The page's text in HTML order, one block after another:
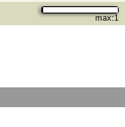
max:1